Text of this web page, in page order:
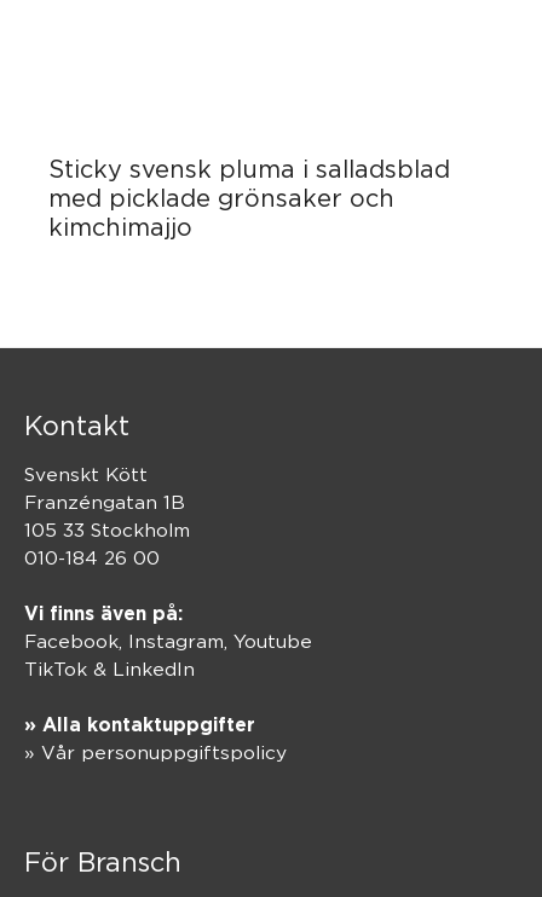
Sticky svensk pluma i salladsblad
med picklade grönsaker och
kimchimajjo
Kontakt
Svenskt Kött
Franzéngatan 1B
105 33 Stockholm
010-184 26 00
Vi finns även på:
Facebook, Instagram Youtube
TikTok & LinkedIn
» Alla kontaktuppgifter
» Vår personuppgiftspolicy
För Bransch